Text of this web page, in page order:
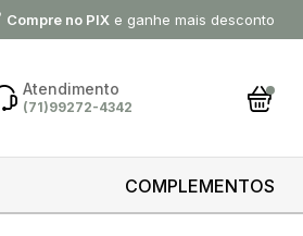
Compre no PIX e ganhe mais desconto
Atendimento
(71)99272-4342
COMPLEMENTOS